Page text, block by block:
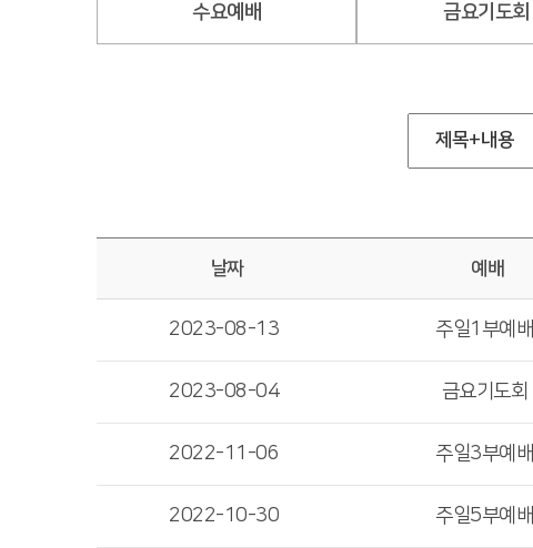
수요예배 금요기도회
날짜 예배
2023-08-13 주일1부예배
2023-08-04 금요기도회
2022-11-06 주일3부예배
2022-10-30 주일5부예배